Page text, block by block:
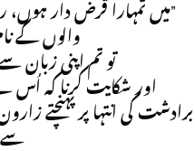
”میں تمہارا قرض دار
والوں کے
تو تم اپنی زبان سے
اور شکایت کرنا کہ اُس
برادشت کی انتہا پر پہنچتے
سے